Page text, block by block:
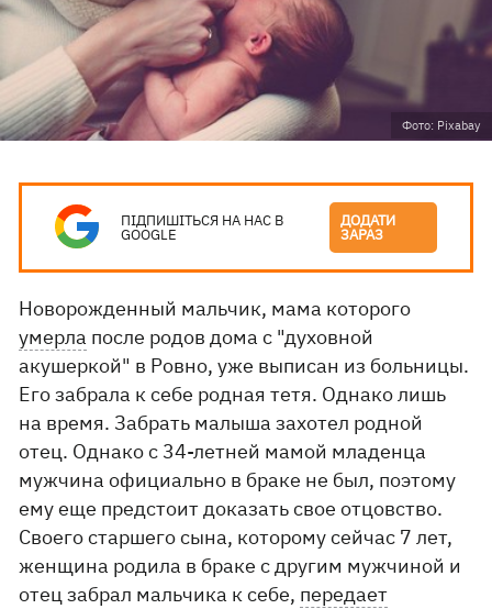
Фото: Pixabay
ПІДПИШІТЬСЯ НА НАС В
GOOGLE
ДОДАТИ
ЗАРАЗ
Новорожденный мальчик, мама которого
умерла после родов дома с "духовной
акушеркой" в Ровно, уже выписан из больницы.
Его забрала к себе родная тетя. Однако лишь
на время. Забрать малыша захотел родной
отец. Однако с 34-летней мамой младенца
мужчина официально в браке не был, поэтому
ему еще предстоит доказать свое отцовство.
Своего старшего сына, которому сейчас 7 лет,
женщина родила в браке с другим мужчиной и
отец забрал мальчика к себе, передает